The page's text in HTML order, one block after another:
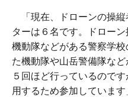
「現在、ドローンの操
ターは６名です。ドローン
機動隊などがある警察学
た機動隊や山岳警備隊な
５回ほど行っているので
用するため参加しています